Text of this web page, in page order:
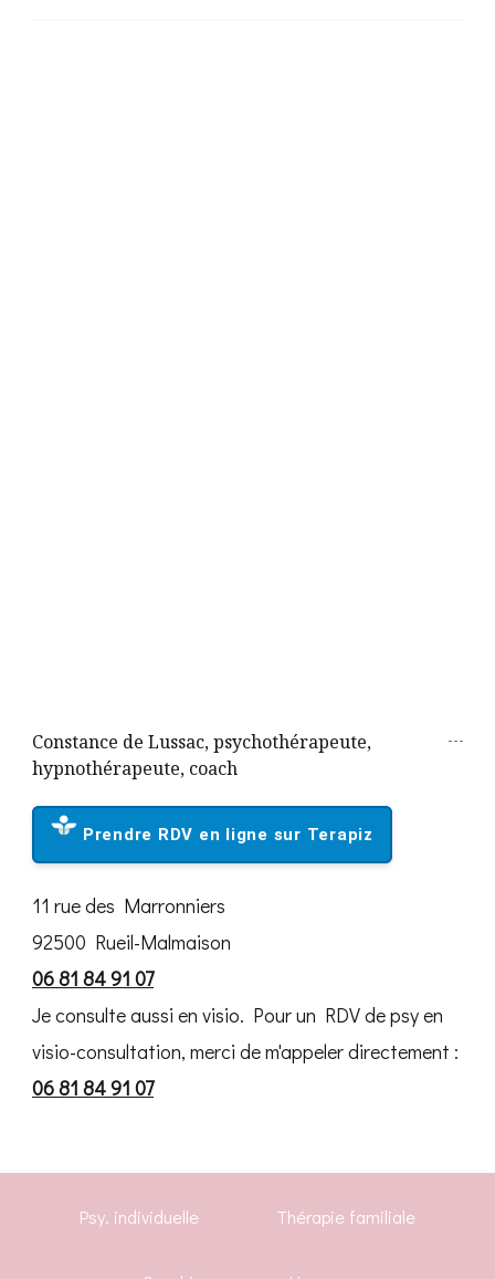
Constance de Lussac, psychothérapeute,
hypnothérapeute, coach
Prendre RDV en ligne sur Terapiz
11 rue des Marronniers
92500 Rueil-Malmaison
06 81 84 91 07
Je consulte aussi en visio. Pour un RDV de psy en
visio-consultation, merci de m'appeler directement :
06 81 84 91 07
Psy. individuelle Thérapie familiale